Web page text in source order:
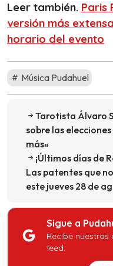
Leer también. Paris
versión más
horario del evento
Música Pudahuel
Tarotista Álvaro
sobre las
más»
¡Últimos días de
Las patentes que
este jueves 28 de
Sigue a
Recibe
feed.